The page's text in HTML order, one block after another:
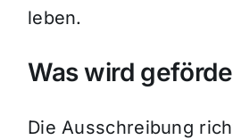
leben.
Was wird
Die Ausschreibung